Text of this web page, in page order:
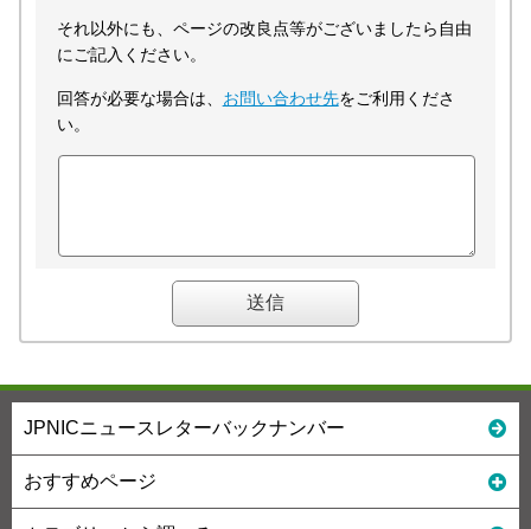
それ以外にも、ページの改良点等がございましたら自由
にご記入ください。
回答が必要な場合は、 お問い合わせ先をご利用くださ
い。
JPNICニュースレターバックナンバー
おすすめページ